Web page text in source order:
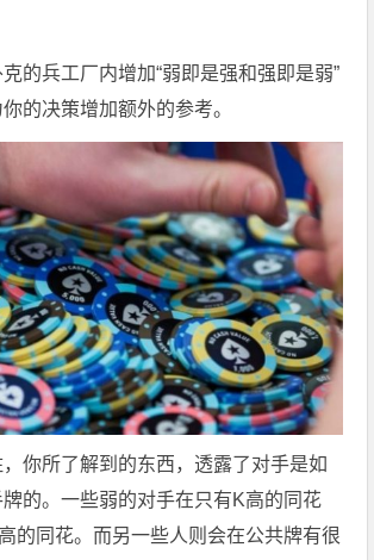
的兵工厂内增加“弱即是强和强即是弱”
的决策增加额外的参考。
你所了解到的东西，透露了对手是如
的。一些弱的对手在只有K高的同花
的同花。而另一些人则会在公共牌有很